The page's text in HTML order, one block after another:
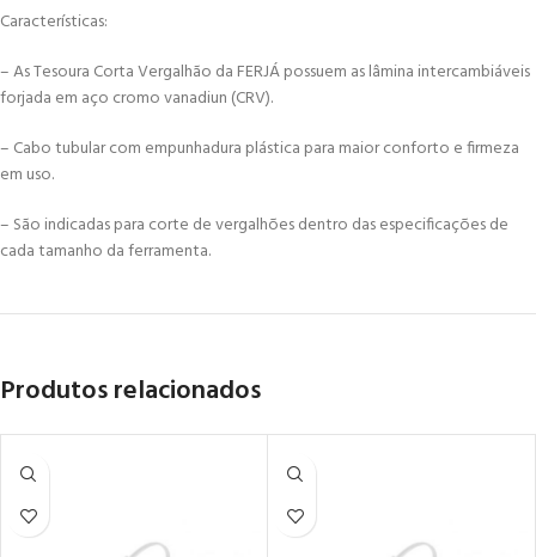
Características:
– As Tesoura Corta Vergalhão da FERJÁ possuem as lâmina intercambiáveis
forjada em aço cromo vanadiun (CRV).
– Cabo tubular com empunhadura plástica para maior conforto e firmeza
em uso.
– São indicadas para corte de vergalhões dentro das especificações de
cada tamanho da ferramenta.
Produtos relacionados